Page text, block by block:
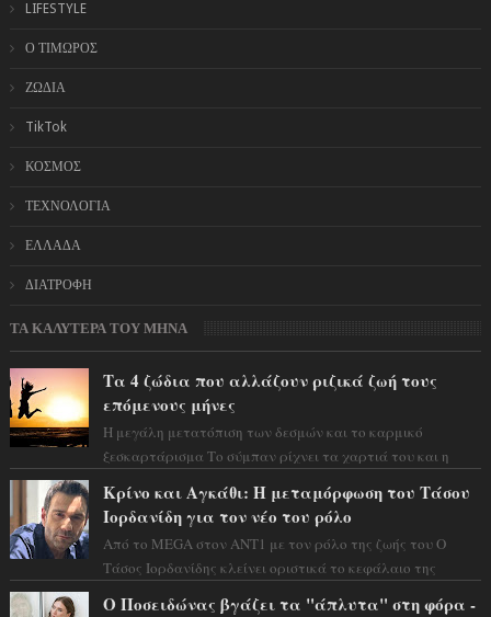
LIFESTYLE
Ο ΤΙΜΩΡΟΣ
ΖΩΔΙΑ
TikTok
ΚΟΣΜΟΣ
ΤΕΧΝΟΛΟΓΙΑ
ΕΛΛΑΔΑ
ΔΙΑΤΡΟΦΗ
ΤΑ ΚΑΛΥΤΕΡΑ ΤΟΥ ΜΗΝΑ
Τα 4 ζώδια που αλλάζουν ριζικά ζωή τους
επόμενους μήνες
Η μεγάλη μετατόπιση των δεσμών και το καρμικό
ξεσκαρτάρισμα Το σύμπαν ρίχνει τα χαρτιά του και η
Κρίνο και Αγκάθι: Η μεταμόρφωση του Τάσου
Ιορδανίδη για τον νέο του ρόλο
Από το MEGA στον ΑΝΤ1 με τον ρόλο της ζωής του Ο
Τάσος Ιορδανίδης κλείνει οριστικά το κεφάλαιο της
Ο Ποσειδώνας βγάζει τα "άπλυτα" στη φόρα -